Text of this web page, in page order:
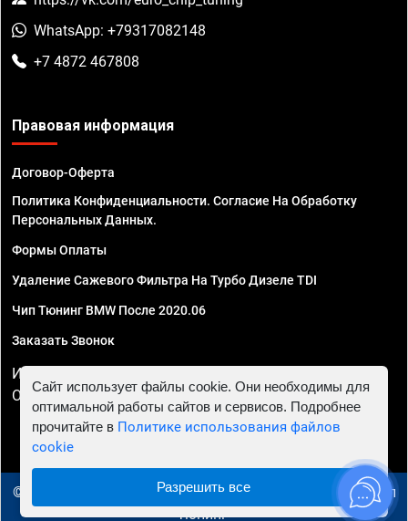
WhatsApp: +79317082148
+7 4872 467808
Правовая информация
Договор-Оферта
Политика Конфиденциальности. Согласие На Обработку
Персональных Данных.
Формы Оплаты
Удаление Сажевого Фильтра На Турбо Дизеле TDI
Чип Тюнинг BMW После 2020.06
Заказать Звонок
ИП Смирнов Георгий Павлович. ИНН 781302555843,
ОГРНИП 324470400032610
© 2010 - 2026 Чип тюнинг в Туле - Автосервис "Евро Чип
Тюнинг"
Сайт использует файлы cookie. Они необходимы для
оптимальной работы сайтов и сервисов. Подробнее
прочитайте в Политике использования файлов
cookie
Разрешить все